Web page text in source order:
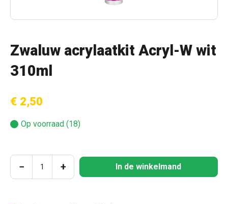
Zwaluw acrylaatkit Acryl-W wit
310ml
€ 2,50
Op voorraad (18)
Producthoeveelheid: Voer de gewenste
− + In de winkelmand